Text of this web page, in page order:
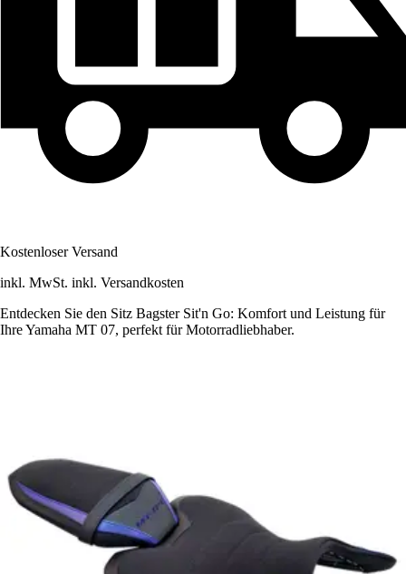
Kostenloser Versand
inkl. MwSt. inkl. Versandkosten
Entdecken Sie den Sitz Bagster Sit'n Go: Komfort und Leistung für
Ihre Yamaha MT 07, perfekt für Motorradliebhaber.